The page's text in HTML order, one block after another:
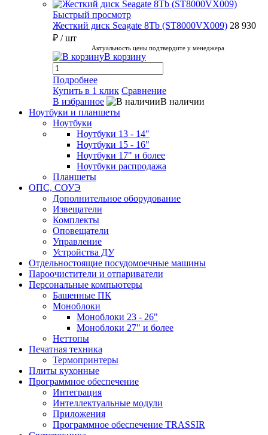
Быстрый просмотр
Жесткий диск Seagate 8Tb (ST8000VX009) 28 930
₽ / шт
Актуальность цены подтвердите у менеджера
В корзину
Подробнее
Купить в 1 клик Сравнение
В избранное
В наличии
Ноутбуки и планшеты
Ноутбуки
Ноутбуки 13 - 14"
Ноутбуки 15 - 16"
Ноутбуки 17" и более
Ноутбуки распродажа
Планшеты
ОПС, СОУЭ
Дополнительное оборудование
Извещатели
Комплекты
Оповещатели
Управление
Устройства ДУ
Отдельностоящие посудомоечные машины
Пароочистители и отпариватели
Персональные компьютеры
Башенные ПК
Моноблоки
Моноблоки 23 - 26"
Моноблоки 27" и более
Неттопы
Печатная техника
Термопринтеры
Плиты кухонные
Программное обеспечение
Интеграция
Интеллектуальные модули
Приложения
Программное обеспечение TRASSIR